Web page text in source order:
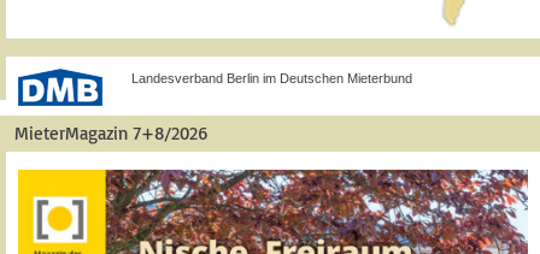
Landesverband Berlin im Deutschen Mieterbund
MieterMagazin 7+8/2026